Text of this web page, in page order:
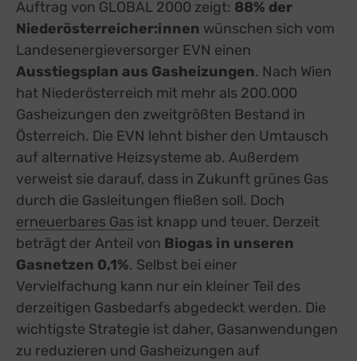
Auftrag von GLOBAL 2000 zeigt: 88% der
Niederösterreicher:innen wünschen sich vom
Landesenergieversorger EVN einen
Ausstiegsplan aus Gasheizungen. Nach Wien
hat Niederösterreich mit mehr als 200.000
Gasheizungen den zweitgrößten Bestand in
Österreich. Die EVN lehnt bisher den Umtausch
auf alternative Heizsysteme ab. Außerdem
verweist sie darauf, dass in Zukunft grünes Gas
durch die Gasleitungen fließen soll. Doch
erneuerbares Gas ist knapp und teuer. Derzeit
beträgt der Anteil von Biogas in unseren
Gasnetzen 0,1%. Selbst bei einer
Vervielfachung kann nur ein kleiner Teil des
derzeitigen Gasbedarfs abgedeckt werden. Die
wichtigste Strategie ist daher, Gasanwendungen
zu reduzieren und Gasheizungen auf